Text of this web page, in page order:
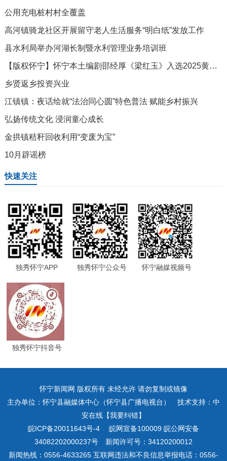
公用充电桩村村全覆盖
高河镇骑龙社区开展留守老人生活服务“明白纸”发放工作
县水利局举办河湖长制暨水利管理业务培训班
【版权怀宁】怀宁本土编剧邵经厚《梁红玉》入选2025黄梅戏剧本研讨会获专家好评
乡贤返乡投资兴业
江镇镇：夜话绘就“法治同心圆”特色普法 赋能乡村振兴
弘扬传统文化 浸润童心成长
金拱镇秸秆回收利用“变废为宝”
10月辟谣榜
快速关注
独秀怀宁APP 独秀怀宁公众号 怀宁融媒视频号
独秀怀宁抖音号
怀宁新闻网 版权所有 未经允许 请勿复制或镜像
主办单位：怀宁县融媒体中心（怀宁县广播电视台） 技术支持：中
安在线【我要纠错】
皖ICP备20011643号-4皖网宣备100009 皖公网安备
34082202000237号 新闻许可号：34120200012
新闻热线：0556-4633265 互联网违法和不良信息举报电话：0556-